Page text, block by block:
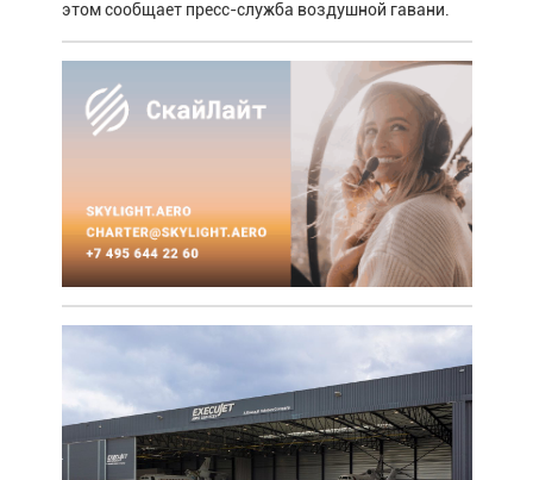
этом сообщает пресс-служба воздушной гавани.